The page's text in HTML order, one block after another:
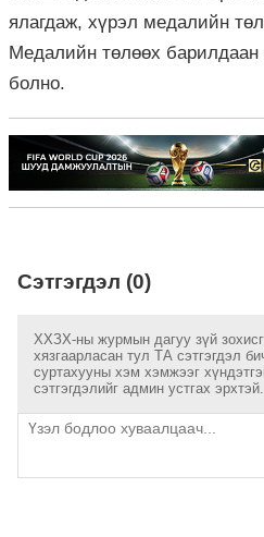
ялагдаж, хүрэл медалийн
Медалийн төлөөх барилдаан
болно.
Сэтгэгдэл (0)
ХХЗХ-ны журмын дагуу зүй
хязгаарласан тул ТА сэтгэгдэл
суртахууны хэм хэмжээг
сэтгэгдэлийг админ устгах эрхтэй.